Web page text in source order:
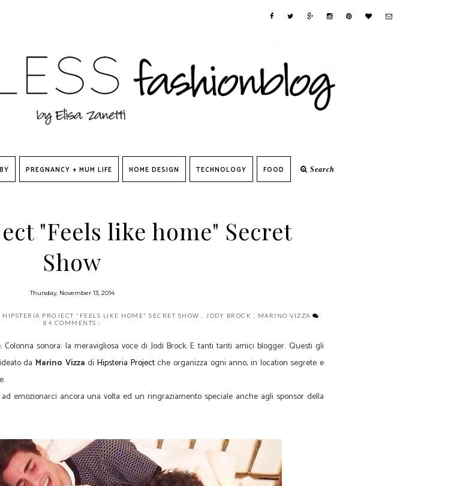
PREGNANCY + MUM LIFE HOME DESIGN TECHNOLOGY FOOD Search
"Feels like home" Secret
Show
Thursday, November 13, 2014
HIPSTERIA PROJECT "FEELS LIKE HOME" SECRET SHOW JODY BROCK
MARINO VIZZA
84 COMMENTS :
sonora: la meravigliosa voce di Jodi Brock. E tanti tanti amici blogger. Questi gli
da Marino Vizza diHipsteria Projectche organizza ogni anno, in location segrete e
emozionarci ancora una volta ed un ringraziamento speciale anche agli sponsor della